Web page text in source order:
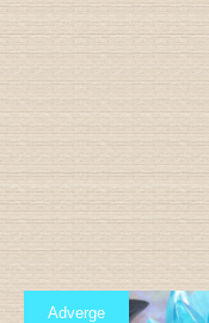
Adverge